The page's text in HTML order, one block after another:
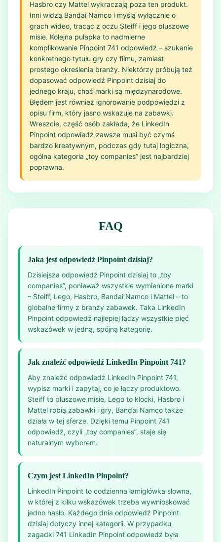
Hasbro czy Mattel wykraczają poza ten produkt.
Inni widzą Bandai Namco i myślą wyłącznie o
grach wideo, tracąc z oczu Steiff i jego pluszowe
misie. Kolejna pułapka to nadmierne
komplikowanie Pinpoint 741 odpowiedź – szukanie
konkretnego tytułu gry czy filmu, zamiast
prostego określenia branży. Niektórzy próbują też
dopasować odpowiedź Pinpoint dzisiaj do
jednego kraju, choć marki są międzynarodowe.
Błędem jest również ignorowanie podpowiedzi z
opisu firm, który jasno wskazuje na zabawki.
Wreszcie, część osób zakłada, że LinkedIn
Pinpoint odpowiedź zawsze musi być czymś
bardzo kreatywnym, podczas gdy tutaj logiczna,
ogólna kategoria „toy companies” jest najbardziej
poprawna.
FAQ
Jaka jest odpowiedź Pinpoint dzisiaj?
Dzisiejsza odpowiedź Pinpoint dzisiaj to „toy
companies”, ponieważ wszystkie wymienione marki
– Steiff, Lego, Hasbro, Bandai Namco i Mattel – to
globalne firmy z branży zabawek. Taka LinkedIn
Pinpoint odpowiedź najlepiej łączy wszystkie pięć
wskazówek w jedną, spójną kategorię.
Jak znaleźć odpowiedź LinkedIn Pinpoint 741?
Aby znaleźć odpowiedź LinkedIn Pinpoint 741,
wypisz marki i zapytaj, co je łączy produktowo.
Steiff to pluszowe misie, Lego to klocki, Hasbro i
Mattel robią zabawki i gry, Bandai Namco także
działa w tej sferze. Dzięki temu Pinpoint 741
odpowiedź, czyli „toy companies”, staje się
naturalnym wyborem.
Czym jest LinkedIn Pinpoint?
LinkedIn Pinpoint to codzienna łamigłówka słowna,
w której z kilku wskazówek trzeba wywnioskować
jedno hasło. Każdego dnia odpowiedź Pinpoint
dzisiaj dotyczy innej kategorii. W przypadku
zagadki 741 LinkedIn Pinpoint odpowiedź była